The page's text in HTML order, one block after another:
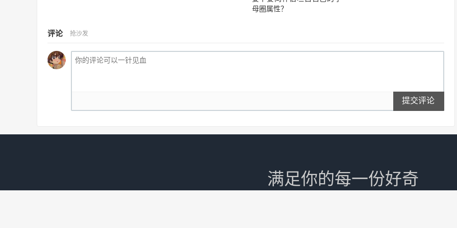
母圈属性？
评论 抢沙发
提交评论
满足你的每一份好奇